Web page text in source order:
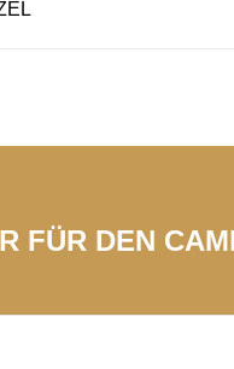
FÜR DEN